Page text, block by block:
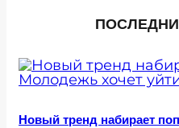
Новый тренд набирает